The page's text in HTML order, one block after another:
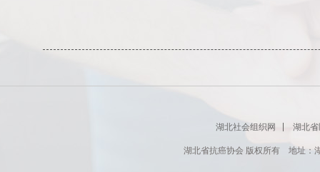
湖北社会组织网 湖北
湖北省抗癌协会 版权所有 地址：